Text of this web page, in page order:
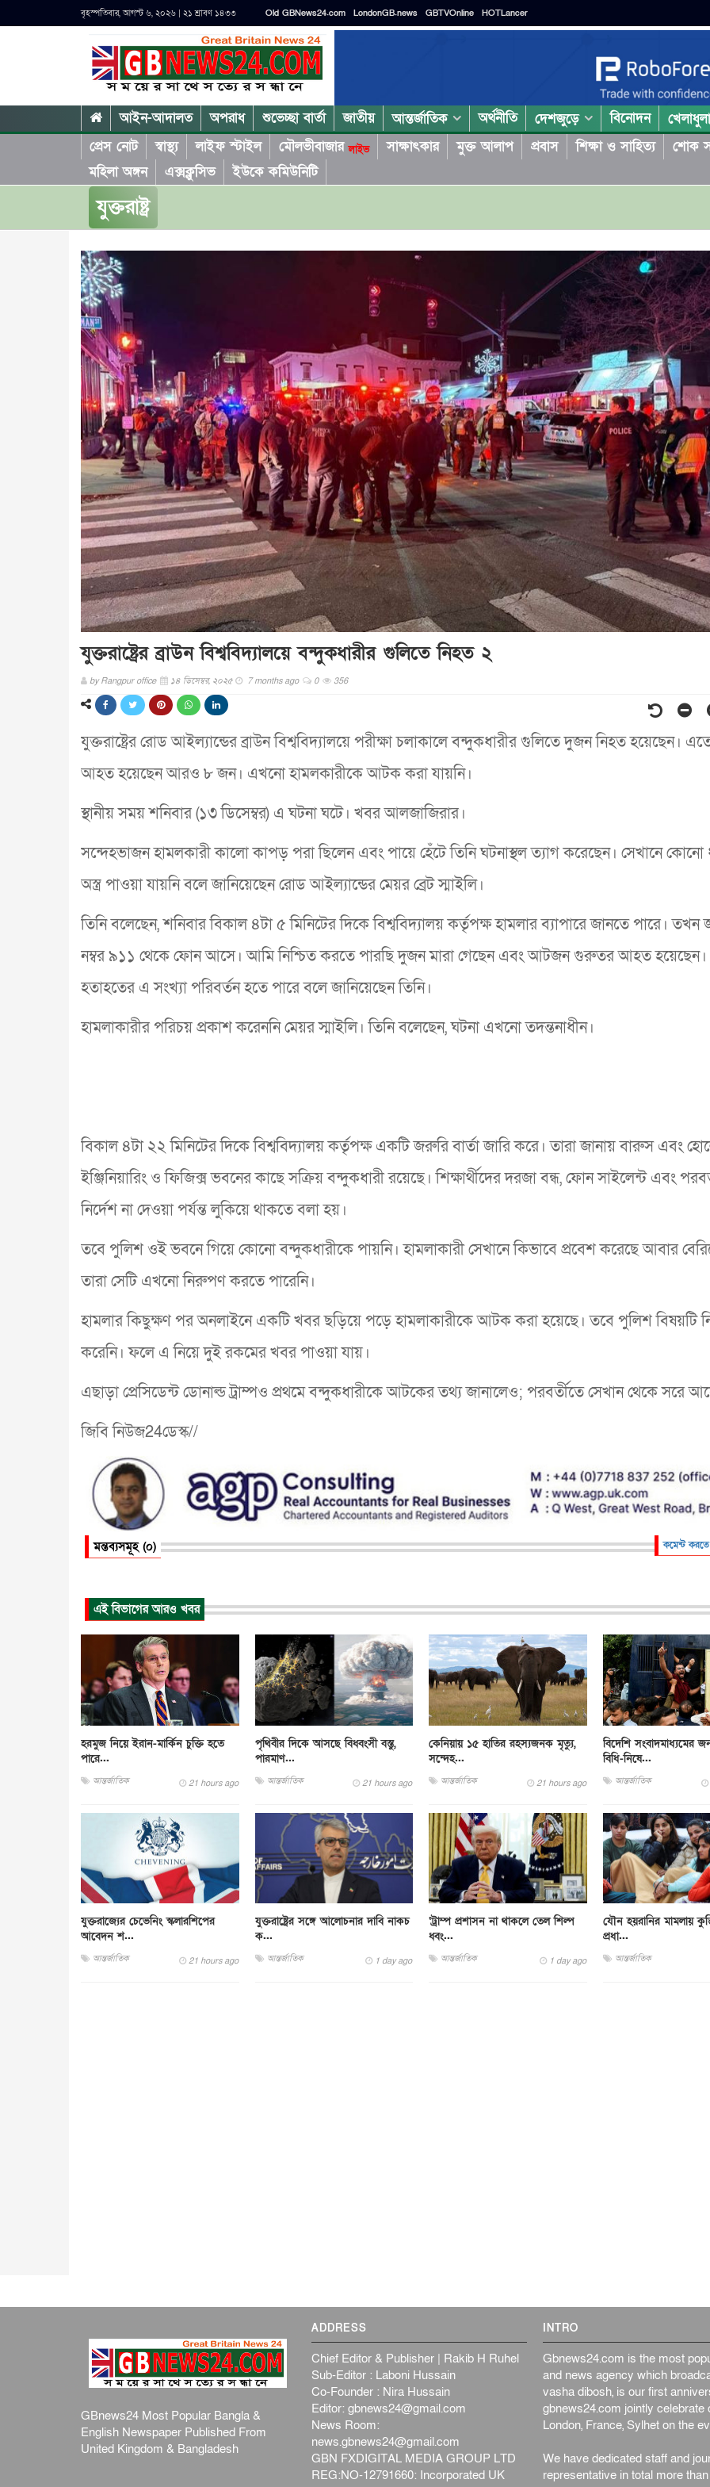
বৃহস্পতিবার, আগস্ট ৬, ২০২৬ | ২১ শ্রাবণ ১৪৩৩ Old GBNews24.com LondonGB.news GBTVOnline HOTLancer
আইন-আদালত অপরাধ শুভেচ্ছা বার্তা জাতীয় আন্তর্জাতিক অর্থনীতি দেশজুড়ে বিনোদন
প্রেস নোট
স্বাস্থ্য লাইফ স্টাইল মৌলভীবাজারলাইভ সাক্ষাৎকার মুক্ত আলাপ প্রবাস শিক্ষা ও সাহিত্য শোক
মহিলা অঙ্গন
এক্সক্লুসিভ ইউকে কমিউনিটি
যুক্তরাষ্ট্র
যুক্তরাষ্ট্রের ব্রাউন বিশ্ববিদ্যালয়ে বন্দুকধারীর গুলিতে নিহত ২
byRangpur office ১৪ ডিসেম্বর, ২০২৫ 7 months ago 0 356
যুক্তরাষ্ট্রের রোড আইল্যান্ডের ব্রাউন বিশ্ববিদ্যালয়ে পরীক্ষা চলাকালে বন্দুকধারীর গুলিতে দুজন নিহত হয়েছেন।
আহত হয়েছেন আরও ৮ জন। এখনো হামলকারীকে আটক করা যায়নি।
স্থানীয় সময় শনিবার (১৩ ডিসেম্বর) এ ঘটনা ঘটে। খবর আলজাজিরার।
সন্দেহভাজন হামলকারী কালো কাপড় পরা ছিলেন এবং পায়ে হেঁটে তিনি ঘটনাস্থল ত্যাগ করেছেন। সেখানে কোনো
অস্ত্র পাওয়া যায়নি বলে জানিয়েছেন রোড আইল্যান্ডের মেয়র ব্রেট স্মাইলি।
তিনি বলেছেন, শনিবার বিকাল ৪টা ৫ মিনিটের দিকে বিশ্ববিদ্যালয় কর্তৃপক্ষ হামলার ব্যাপারে জানতে পারে।
নম্বর ৯১১ থেকে ফোন আসে। আমি নিশ্চিত করতে পারছি দুজন মারা গেছেন এবং আটজন গুরুতর আহত হয়েছেন।
হতাহতের এ সংখ্যা পরিবর্তন হতে পারে বলে জানিয়েছেন তিনি।
হামলাকারীর পরিচয় প্রকাশ করেননি মেয়র স্মাইলি। তিনি বলেছেন, ঘটনা এখনো তদন্তনাধীন।
বিকাল ৪টা ২২ মিনিটের দিকে বিশ্ববিদ্যালয় কর্তৃপক্ষ একটি জরুরি বার্তা জারি করে। তারা জানায় বারুস এবং
ইঞ্জিনিয়ারিং ও ফিজিক্স ভবনের কাছে সক্রিয় বন্দুকধারী রয়েছে। শিক্ষার্থীদের দরজা বন্ধ, ফোন সাইলেন্ট এবং
নির্দেশ না দেওয়া পর্যন্ত লুকিয়ে থাকতে বলা হয়।
তবে পুলিশ ওই ভবনে গিয়ে কোনো বন্দুকধারীকে পায়নি। হামলাকারী সেখানে কিভাবে প্রবেশ করেছে আবার
তারা সেটি এখনো নিরুপণ করতে পারেনি।
হামলার কিছুক্ষণ পর অনলাইনে একটি খবর ছড়িয়ে পড়ে হামলাকারীকে আটক করা হয়েছে। তবে পুলিশ বিষয়টি
করেনি। ফলে এ নিয়ে দুই রকমের খবর পাওয়া যায়।
এছাড়া প্রেসিডেন্ট ডোনাল্ড ট্রাম্পও প্রথমে বন্দুকধারীকে আটকের তথ্য জানালেও; পরবর্তীতে সেখান থেকে সরে
জিবি নিউজ24ডেস্ক//
মন্তব্যসমূহ (০) কমেন্ট
এই বিভাগের আরও খবর
হরমুজ নিয়ে ইরান-মার্কিন চুক্তি হতে
পারে...
আন্তর্জাতিক 21 hours ago
পৃথিবীর দিকে আসছে বিধ্বংসী বস্তু,
পারমাণ...
আন্তর্জাতিক 21 hours ago
কেনিয়ায় ১৫ হাতির রহস্যজনক মৃত্যু,
সন্দেহ...
আন্তর্জাতিক 21 hours ago
বিদেশি সংবাদমাধ্যমের
বিধি-নিষে...
আন্তর্জাতিক
যুক্তরাজ্যের চেভেনিং স্কলারশিপের
আবেদন শ...
আন্তর্জাতিক 21 hours ago
যুক্তরাষ্ট্রের সঙ্গে আলোচনার দাবি নাকচ
ক...
আন্তর্জাতিক 1 day ago
‘ট্রাম্প প্রশাসন না থাকলে তেল শিল্প
ধ্বং...
আন্তর্জাতিক 1 day ago
যৌন হয়রানির মামলায়
প্রধা...
আন্তর্জাতিক
GBnews24 Most Popular Bangla &
English Newspaper Published From
United Kingdom & Bangladesh
ADDRESS
Chief Editor & Publisher | Rakib H Ruhel
Sub-Editor : Laboni Hussain
Co-Founder : Nira Hussain
Editor:gbnews24@gmail.com
News Room:
news.gbnews24@gmail.com
GBN FXDIGITAL MEDIA GROUP LTD
REG:NO-12791660: Incorporated UK
INTRO
Gbnews24.com is the most
and news agency which
vasha dibosh, is our first
gbnews24.com jointly
London, France, Sylhet on the
We have dedicated staff and
representative in total more